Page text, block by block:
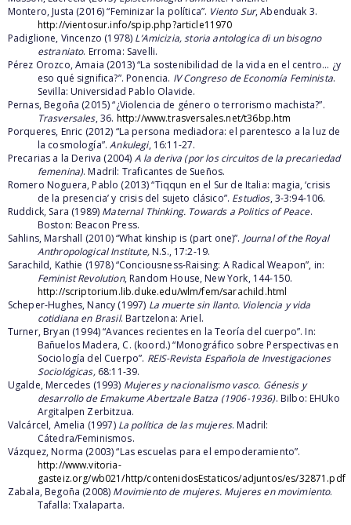
Montero, Justa (2016) “Feminizar la política”. Viento Sur, Abenduak 3.
http://vientosur.info/spip.php?article11970
Padiglione, Vincenzo (1978) L’Amicizia, storia antologica di un bisogno
estraniato. Erroma: Savelli.
Pérez Orozco, Amaia (2013) “La sostenibilidad de la vida en el centro... ¿y
eso qué significa?”. Ponencia. IV Congreso de Economía Feminista.
Sevilla: Universidad Pablo Olavide.
Pernas, Begoña (2015) “¿Violencia de género o terrorismo machista?”.
Trasversales, 36. http://www.trasversales.net/t36bp.htm
Porqueres, Enric (2012) “La persona mediadora: el parentesco a la luz de
la cosmología”.Ankulegi, 16:11-27.
Precarias a la Deriva (2004) A la deriva (por los circuitos de la precariedad
femenina). Madril: Traficantes de Sueños.
Romero Noguera, Pablo (2013) “Tiqqun en el Sur de Italia: magia, ‘crisis
de la presencia’ y crisis del sujeto clásico”. Estudios, 3-3:94-106.
Ruddick, Sara (1989) Maternal Thinking. Towards a Politics of Peace.
Boston: Beacon Press.
Sahlins, Marshall (2010) “What kinship is (part one)”. Journal of the Royal
Anthropological Institute, N.S., 17:2-19.
Sarachild, Kathie (1978) “Conciousness-Raising: A Radical Weapon”, in:
Feminist Revolution, Random House, New York, 144-150.
http://scriptorium.lib.duke.edu/wlm/fem/sarachild.html
Scheper-Hughes, Nancy (1997) La muerte sin llanto. Violencia y vida
cotidiana en Brasil. Bartzelona: Ariel.
Turner, Bryan (1994)“Avances recientes en la Teoría del cuerpo”. In:
Bañuelos Madera, C. (koord.) “Monográfico sobre Perspectivas en
Sociología del Cuerpo”. REIS-Revista Española de Investigaciones
Sociológicas, 68:11-39.
Ugalde, Mercedes (1993) Mujeres y nacionalismo vasco. Génesis y
desarrollo de Emakume Abertzale Batza (1906-1936). Bilbo: EHUko
Argitalpen Zerbitzua.
Valcárcel, Amelia (1997) La política de las mujeres. Madril:
Cátedra/Feminismos.
Vázquez, Norma (2003) “Las escuelas para el empoderamiento”.
http://www.vitoria-
gasteiz.org/wb021/http/contenidosEstaticos/adjuntos/es/32871.pdf
Zabala, Begoña (2008) Movimiento de mujeres. Mujeres en movimiento.
Tafalla: Txalaparta.